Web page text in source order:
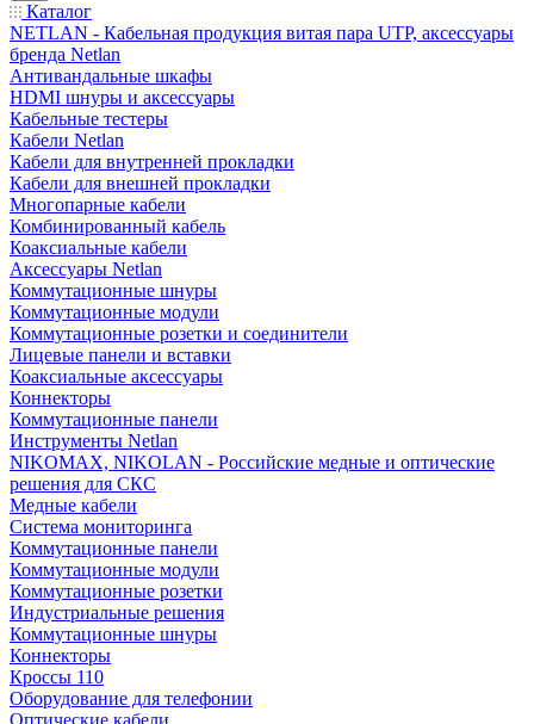
Каталог
NETLAN - Кабельная продукция витая пара UTP, аксессуары
бренда Netlan
Антивандальные шкафы
HDMI шнуры и аксессуары
Кабельные тестеры
Кабели Netlan
Кабели для внутренней прокладки
Кабели для внешней прокладки
Многопарные кабели
Комбинированный кабель
Коаксиальные кабели
Аксессуары Netlan
Коммутационные шнуры
Коммутационные модули
Коммутационные розетки и соединители
Лицевые панели и вставки
Коаксиальные аксессуары
Коннекторы
Коммутационные панели
Инструменты Netlan
NIKOMAX, NIKOLAN - Российские медные и оптические
решения для СКС
Медные кабели
Система мониторинга
Коммутационные панели
Коммутационные модули
Коммутационные розетки
Индустриальные решения
Коммутационные шнуры
Коннекторы
Кроссы 110
Оборудование для телефонии
Оптические кабели